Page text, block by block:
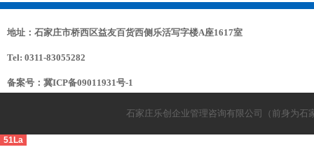
地址：石家庄市桥西区益友百货西侧乐活写字楼A座1617室
Tel: 0311-83055282
备案号： 冀ICP备09011931号-1
石家庄乐创企业管理咨询有限公司（前身为
51La